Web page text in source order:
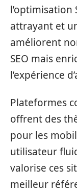
l’optimisation
attrayant et
améliorent
SEO mais
l’expérience
Plateformes
offrent des
pour les
utilisateur
valorise ces
meilleur